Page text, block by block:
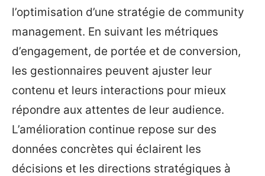
l’optimisation d’une stratégie de community
management. En suivant les métriques
d’engagement, de portée et de conversion,
les gestionnaires peuvent ajuster leur
contenu et leurs interactions pour mieux
répondre aux attentes de leur audience.
L’amélioration continue repose sur des
données concrètes qui éclairent les
décisions et les directions stratégiques à